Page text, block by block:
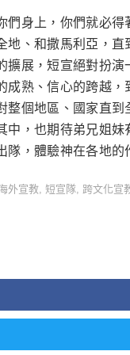
們身上，你們就必得
地、和撒馬利亞，直
擴展，短宣絕對扮演
成熟、信心的跨越，
整個地區、國家直到
中，也期待弟兄姐妹
隊，體驗神在各地的
外宣教 短宣隊 跨文化宣